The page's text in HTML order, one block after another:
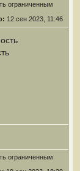
ограниченным
12 сен 2023, 11:46
ограниченным